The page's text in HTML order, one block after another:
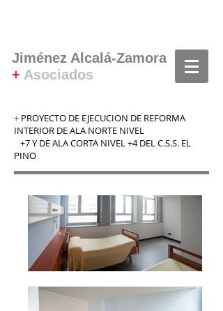
Jiménez Alcalá-Zamora
+ Asociados
+ PROYECTO DE EJECUCION DE REFORMA
INTERIOR DE ALA NORTE NIVEL
+7 Y DE ALA CORTA NIVEL +4 DEL C.S.S. EL
PINO